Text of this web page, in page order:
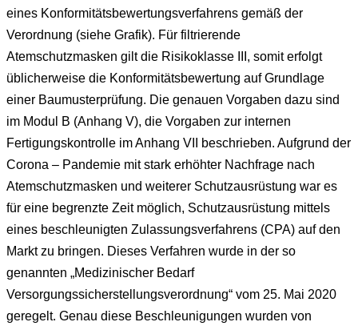
eines Konformitätsbewertungsverfahrens gemäß der
Verordnung (siehe Grafik). Für filtrierende
Atemschutzmasken gilt die Risikoklasse III, somit erfolgt
üblicherweise die Konformitätsbewertung auf Grundlage
einer Baumusterprüfung. Die genauen Vorgaben dazu sind
im Modul B (Anhang V), die Vorgaben zur internen
Fertigungskontrolle im Anhang VII beschrieben. Aufgrund der
Corona – Pandemie mit stark erhöhter Nachfrage nach
Atemschutzmasken und weiterer Schutzausrüstung war es
für eine begrenzte Zeit möglich, Schutzausrüstung mittels
eines beschleunigten Zulassungsverfahrens (CPA) auf den
Markt zu bringen. Dieses Verfahren wurde in der so
genannten „Medizinischer Bedarf
Versorgungssicherstellungsverordnung“ vom 25. Mai 2020
geregelt. Genau diese Beschleunigungen wurden von